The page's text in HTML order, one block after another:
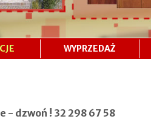
WYPRZEDAŻ
- dzwoń ! 32 298 67 58